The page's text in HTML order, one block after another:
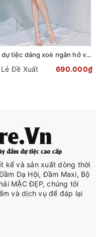
Đầm dự tiệc dáng xoè ngắn hở vai cột nơ sang trọng (TẶNG KÈM QUẦN SHORT) (Đen)
Lẻ Đề Xuất 690.000₫
kế và sản xuất dòng thời
Dạ Hội, Đầm Maxi, Bộ
MẶC ĐẸP, chúng tôi
và dịch vụ để đáp lại